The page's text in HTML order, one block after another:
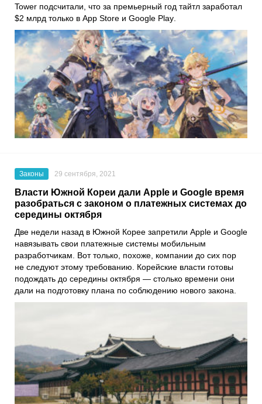
Tower подсчитали, что за премьерный год тайтл заработал
$2 млрд только в App Store и Google Play
Законы 29 сентября, 2021
Власти Южной Кореи дали Apple и Google время
разобраться с законом о платежных системах до
середины октября
Две недели назад в Южной Корее запретили Apple и Google
навязывать свои платежные системы мобильным
разработчикам. Вот только, похоже, компании до сих пор
не следуют этому требованию. Корейские власти готовы
подождать до середины октября — столько времени они
дали на подготовку плана по соблюдению нового закона.